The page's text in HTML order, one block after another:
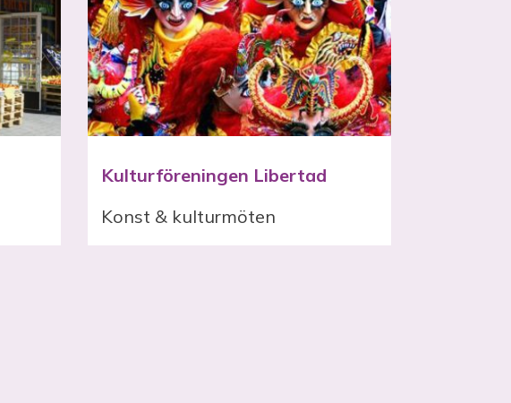
Kulturföreningen Libertad
Konst & kulturmöten